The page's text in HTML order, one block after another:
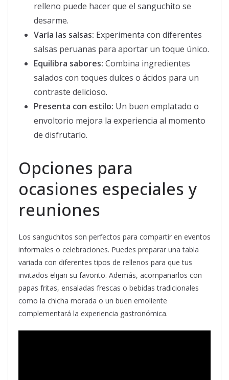
relleno puede hacer que el sanguchito se
desarme.
Varía las salsas: Experimenta con diferentes
salsas peruanas para aportar un toque único.
Equilibra sabores: Combina ingredientes
salados con toques dulces o ácidos para un
contraste delicioso.
Presenta con estilo: Un buen emplatado o
envoltorio mejora la experiencia al momento
de disfrutarlo.
Opciones para
ocasiones especiales y
reuniones
Los sanguchitos son perfectos para compartir en eventos
informales o celebraciones. Puedes preparar una tabla
variada con diferentes tipos de rellenos para que tus
invitados elijan su favorito. Además, acompañarlos con
papas fritas, ensaladas frescas o bebidas tradicionales
como la chicha morada o un buen emoliente
complementará la experiencia gastronómica.